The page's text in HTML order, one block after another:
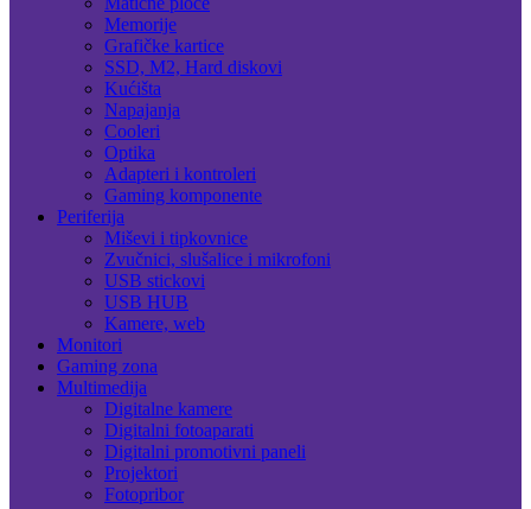
Memorije
Grafičke kartice
SSD, M2, Hard diskovi
Kućišta
Napajanja
Cooleri
Optika
Adapteri i kontroleri
Gaming komponente
Periferija
Miševi i tipkovnice
Zvučnici, slušalice i mikrofoni
USB stickovi
USB HUB
Kamere, web
Monitori
Gaming zona
Multimedija
Digitalne kamere
Digitalni fotoaparati
Digitalni promotivni paneli
Projektori
Fotopribor